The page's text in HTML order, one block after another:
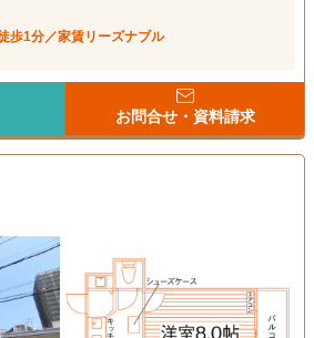
歩1分／家賃リーズナブル
お問合せ・資料請求